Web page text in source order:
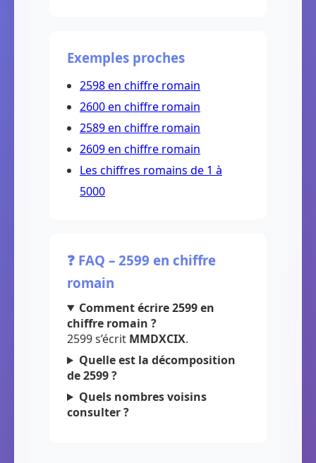
Exemples proches
2598 en chiffre romain
2600 en chiffre romain
2589 en chiffre romain
2609 en chiffre romain
Les chiffres romains de 1 à
5000
❓ FAQ – 2599 en chiffre
romain
Comment écrire 2599 en
chiffre romain ?
2599 s’écrit MMDXCIX.
Quelle est la décomposition
de 2599 ?
Quels nombres voisins
consulter ?